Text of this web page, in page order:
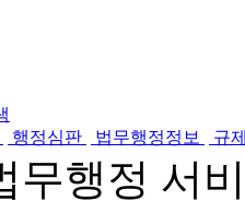
행정심판 법무행정정보 규
무행정 서